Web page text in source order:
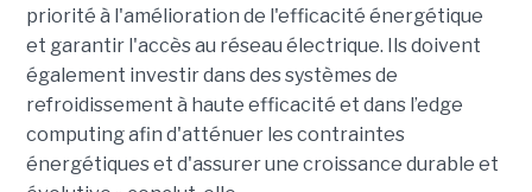
priorité à l'amélioration de l'efficacité énergétique
et garantir l'accès au réseau électrique. Ils doivent
également investir dans des systèmes de
refroidissement à haute efficacité et dans l’edge
computing afin d'atténuer les contraintes
énergétiques et d'assurer une croissance durable et